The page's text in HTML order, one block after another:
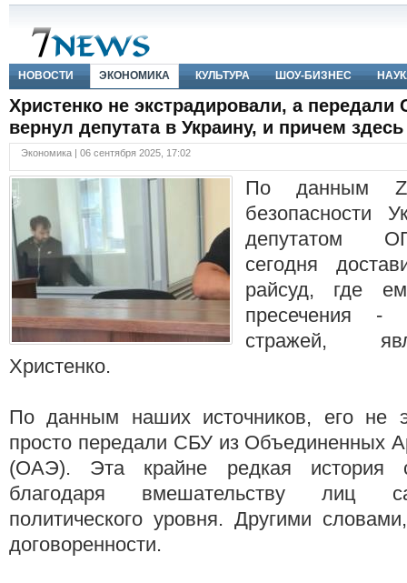
НОВОСТИ ЭКОНОМИКА КУЛЬТУРА ШОУ-БИЗНЕС
Христенко не экстрадировали, а передали
вернул депутата в Украину, и причем
Экономика | 06 сентября 2025, 17:02
По данным
безопасности
депутатом
сегодня
райсуд, где
пресечения -
стражей,
Христенко.
По данным наших источников, его не
просто передали СБУ из Объединенных
(ОАЭ). Эта крайне редкая история
благодаря вмешательству лиц
политического уровня. Другими
договоренности.